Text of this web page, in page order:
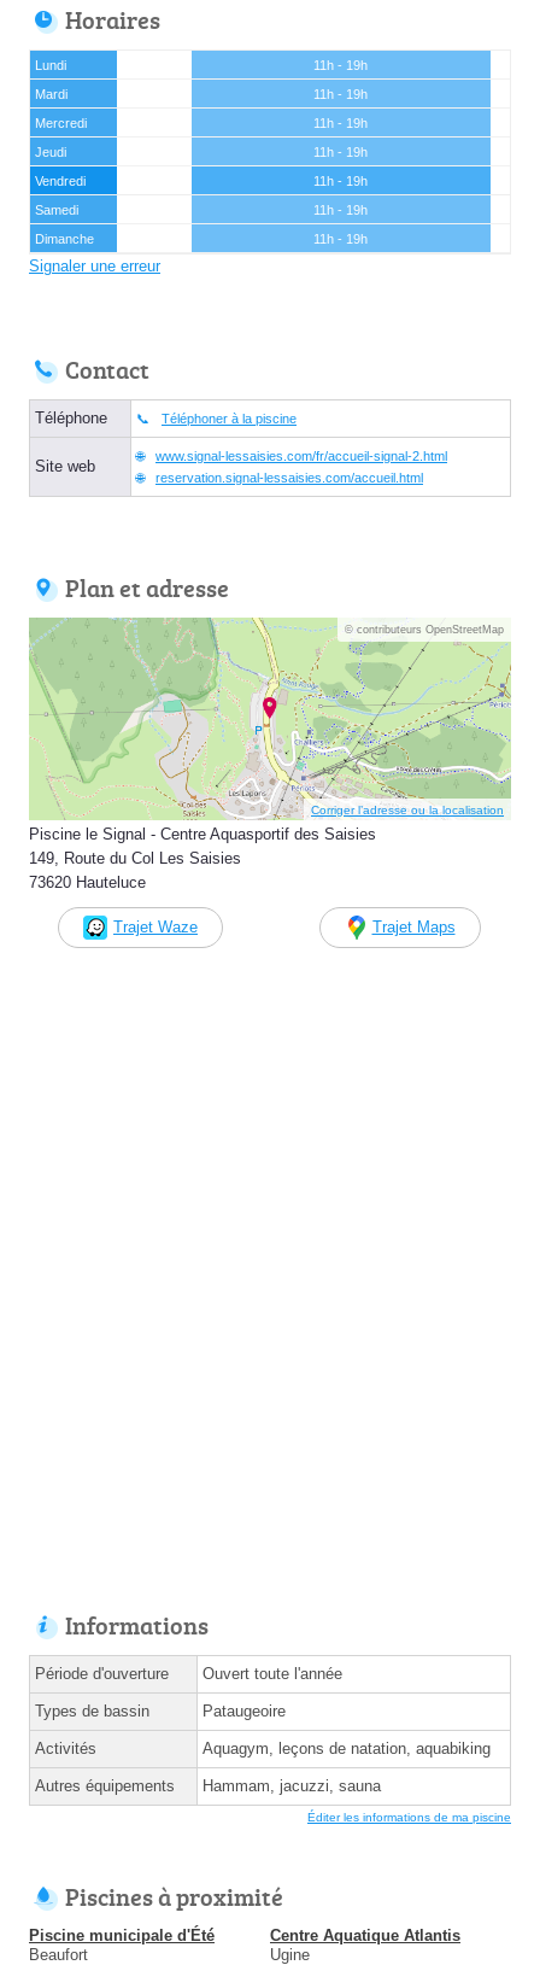
Horaires
Lundi
11h - 19h
Mardi
11h - 19h
Mercredi
11h - 19h
Jeudi
11h - 19h
Vendredi
11h - 19h
Samedi
11h - 19h
Dimanche
11h - 19h
Signaler une erreur
Contact
Téléphone Téléphoner à la piscine
Site web
www.signal-lessaisies.com/fr/accueil-signal-2.html
reservation.signal-lessaisies.com/accueil.html
Plan et adresse
© contributeurs OpenStreetMap
Corriger l’adresse ou la localisation
Piscine le Signal - Centre Aquasportif des Saisies
149, Route du Col Les Saisies
73620 Hauteluce
Trajet Waze Trajet Maps
Informations
Période d'ouverture Ouvert toute l'année
Types de bassin Pataugeoire
Activités Aquagym, leçons de natation, aquabiking
Autres équipements Hammam, jacuzzi, sauna
Éditer les informations de ma piscine
Piscines à proximité
Piscine municipale d'Été
Beaufort
Centre Aquatique Atlantis
Ugine